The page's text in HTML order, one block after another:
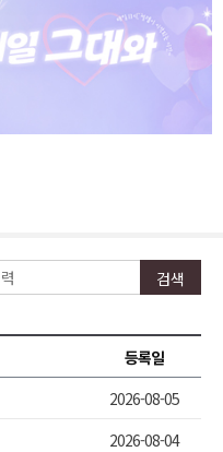
등록일
2026-08-05
2026-08-04